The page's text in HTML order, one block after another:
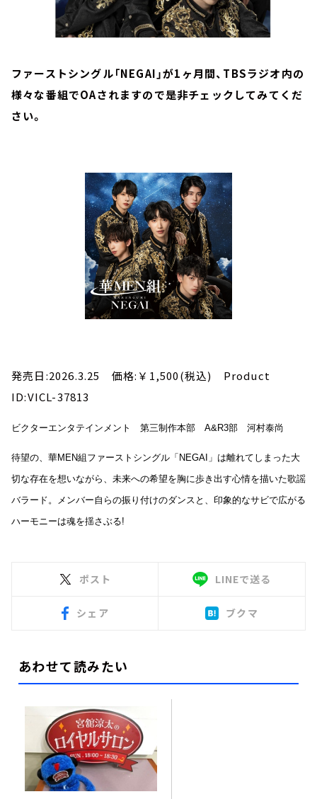
ファーストシングル「NEGAI」が1ヶ月間、TBSラジオ内の
様々な番組でOAされますので是非チェックしてみてくだ
さい。
発売日:2026.3.25 価格:￥1,500(税込) Product
ID:VICL-37813
ビクターエンタテインメント 第三制作本部 A&R3部 河村泰尚
待望の、華MEN組ファーストシングル「NEGAI」は離れてしまった大
切な存在を想いながら、未来への希望を胸に歩き出す心情を描いた歌謡
バラード。メンバー自らの振り付けのダンスと、印象的なサビで広がる
ハーモニーは魂を揺さぶる!
ポスト LINEで送る
シェア ブクマ
あわせて読みたい